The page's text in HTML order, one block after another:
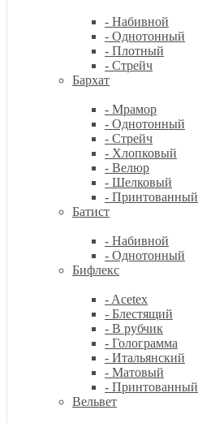
- Набивной
- Однотонный
- Плотный
- Стрейч
Бархат
- Мрамор
- Однотонный
- Стрейч
- Хлопковый
- Велюр
- Шелковый
- Принтованный
Батист
- Набивной
- Однотонный
Бифлекс
- Acetex
- Блестящий
- В рубчик
- Голограмма
- Итальянский
- Матовый
- Принтованный
Вельвет